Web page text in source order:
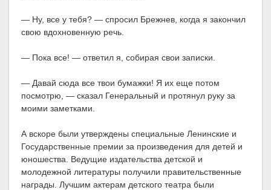
— Ну, все у тебя? — спросил Брежнев, когда я закончил
свою вдохновенную речь.
— Пока все! — ответил я, собирая свои записки.
— Давай сюда все твои бумажки! Я их еще потом
посмотрю, — сказал Генеральный и протянул руку за
моими заметками.
А вскоре были утверждены специальные Ленинские и
Государственные премии за произведения для детей и
юношества. Ведущие издательства детской и
молодежной литературы получили правительственные
награды. Лучшим актерам детского театра были